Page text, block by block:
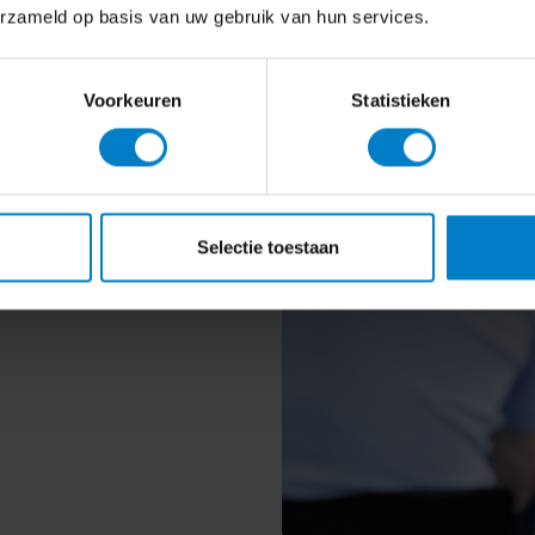
op basis van uw gebruik van hun services.
Voorkeuren Statistieken
Selectie toestaan
prettig
Bekijk onze tarieven